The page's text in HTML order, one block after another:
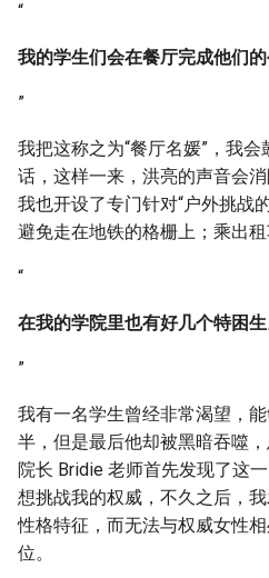
“
我的学生们会在餐厅完成他们的
”
我把这称之为“餐厅名媛”，我
话，这样一来，洪亮的声音会
我也开设了专门针对“户外挑战
避免走在地铁的格栅上；乘出租
“
在我的学院里也有好几个特困生
”
我有一名学生曾经非常渴望，
半，但是最后他却被黑暗吞噬
院长 Bridie 老师首先发现了这
想挑战我的权威，不久之后，
性格特征，而无法与权威女性
位。